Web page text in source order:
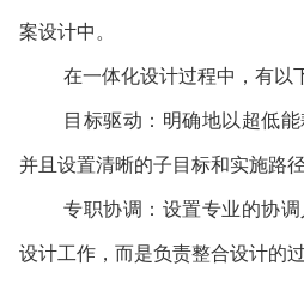
案设计中。
在一体化设计过程中，有以
目标驱动：明确地以超低
并且设置清晰的子目标和实施路径
专职协调：设置专业的协
设计工作，而是负责整合设计的过